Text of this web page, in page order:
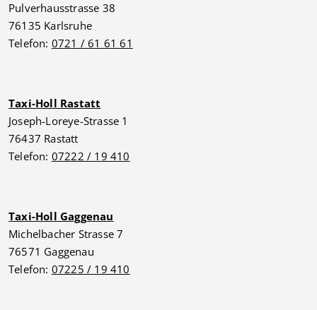
Pulverhausstrasse 38
76135 Karlsruhe
Telefon: 0721 / 61 61 61
Taxi-Holl Rastatt
Joseph-Loreye-Strasse 1
76437 Rastatt
Telefon: 07222 / 19 410
Taxi-Holl Gaggenau
Michelbacher Strasse 7
76571 Gaggenau
Telefon: 07225 / 19 410